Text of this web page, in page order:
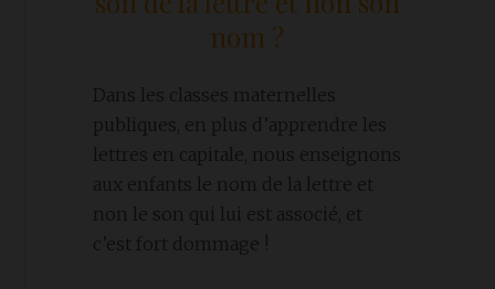
nom ?
Dans les classes maternelles
publiques, en plus d’apprendre les
lettres en capitale, nous enseignons
aux enfants le nom de la lettre et
non le son qui lui est associé, et
c’est fort dommage !